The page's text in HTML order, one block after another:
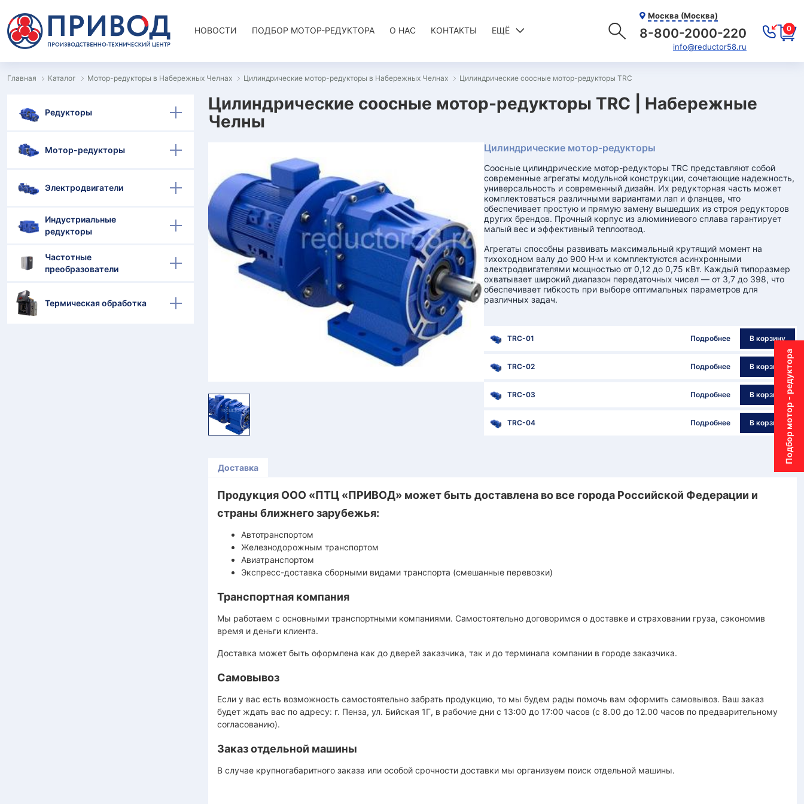
НОВОСТИ ПОДБОР МОТОР-РЕДУКТОРА О НАС КОНТАКТЫ ЕЩЁ
Москва (Москва)
8-800-2000-220
info@reductor58.ru
0
Подбор мотор - редуктора
Главная Каталог Мотор-редукторы в Набережных Челнах Цилиндрические мотор-редукторы в Набережных Челнах Цилиндрические соосные мотор-редукторы TRC
Редукторы
Мотор-редукторы
Электродвигатели
Индустриальные
редукторы
Частотные
преобразователи
Термическая обработка
Цилиндрические соосные мотор-редукторы TRC | Набережные
Челны
Цилиндрические мотор-редукторы
Соосные цилиндрические мотор-редукторы TRC представляют собой
современные агрегаты модульной конструкции, сочетающие надежность,
универсальность и современный дизайн. Их редукторная часть может
комплектоваться различными вариантами лап и фланцев, что
обеспечивает простую и прямую замену вышедших из строя редукторов
других брендов. Прочный корпус из алюминиевого сплава гарантирует
малый вес и эффективный теплоотвод.
Агрегаты способны развивать максимальный крутящий момент на
тихоходном валу до 900 Н·м и комплектуются асинхронными
электродвигателями мощностью от 0,12 до 0,75 кВт. Каждый типоразмер
охватывает широкий диапазон передаточных чисел — от 3,7 до 398, что
обеспечивает гибкость при выборе оптимальных параметров для
различных задач.
TRC-01 Подробнее В корзину
TRC-02 Подробнее В корзину
TRC-03 Подробнее В корзину
TRC-04 Подробнее В корзину
Доставка
Продукция ООО «ПТЦ «ПРИВОД» может быть доставлена во все города Российской Федерации и
страны ближнего зарубежья:
Автотранспортом
Железнодорожным транспортом
Авиатранспортом
Экспресс-доставка сборными видами транспорта (смешанные перевозки)
Транспортная компания
Мы работаем с основными транспортными компаниями. Самостоятельно договоримся о доставке и страховании груза, сэкономив
время и деньги клиента.
Доставка может быть оформлена как до дверей заказчика, так и до терминала компании в городе заказчика.
Самовывоз
Если у вас есть возможность самостоятельно забрать продукцию, то мы будем рады помочь вам оформить самовывоз. Ваш заказ
будет ждать вас по адресу: г. Пенза, ул. Бийская 1Г, в рабочие дни с 13:00 до 17:00 часов (с 8.00 до 12.00 часов по предварительному
согласованию).
Заказ отдельной машины
В случае крупногабаритного заказа или особой срочности доставки мы организуем поиск отдельной машины.